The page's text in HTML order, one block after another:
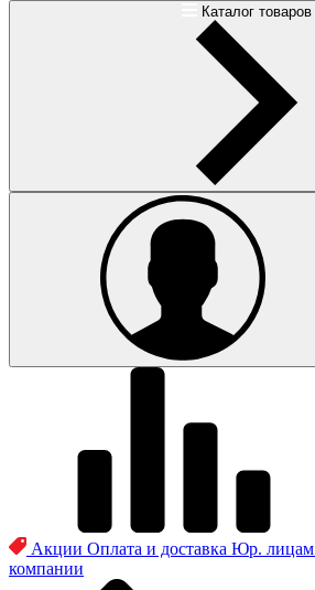
Каталог товаров
Акции Оплата и доставка Юр. лицам
компании